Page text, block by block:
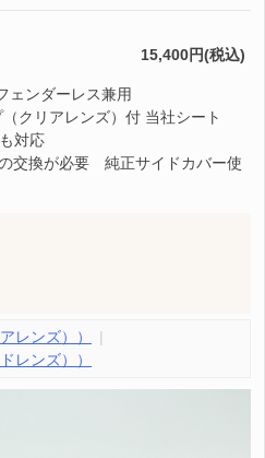
15,400円(税込)
ンダーレス兼用
クリアレンズ）付 当社シート
対応
交換が必要 純正サイドカバー使
レンズ））
レンズ））